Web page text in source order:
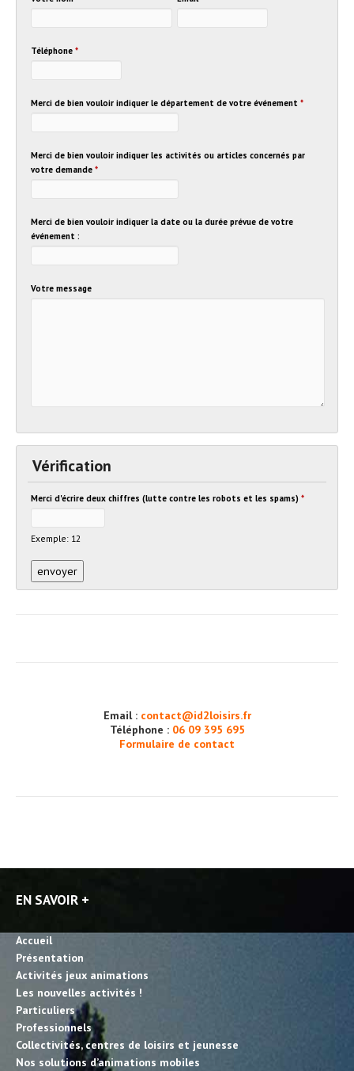
Téléphone *
Merci de bien vouloir indiquer le département de votre événement *
Merci de bien vouloir indiquer les activités ou articles concernés par
votre demande *
Merci de bien vouloir indiquer la date ou la durée prévue de votre
événement :
Votre message
Vérification
Merci d'écrire deux chiffres (lutte contre les robots et les spams) *
Exemple: 12
Email : contact@id2loisirs.fr
Téléphone : 06 09 395 695
Formulaire de contact
EN SAVOIR +
Accueil
Présentation
Activités jeux animations
Les nouvelles activités !
Particuliers
Professionnels
Collectivités, centres de loisirs et jeunesse
Nos solutions d’animations mobiles